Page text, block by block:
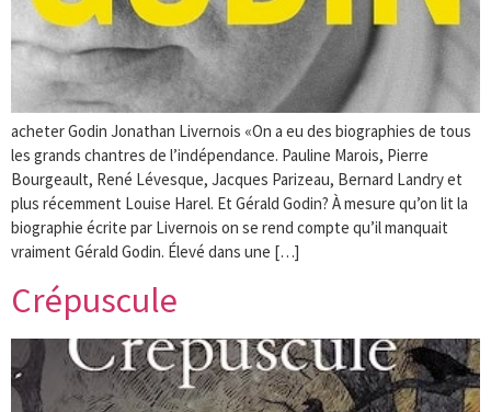
acheter Godin Jonathan Livernois «On a eu des biographies de tous
les grands chantres de l’indépendance. Pauline Marois, Pierre
Bourgeault, René Lévesque, Jacques Parizeau, Bernard Landry et
plus récemment Louise Harel. Et Gérald Godin? À mesure qu’on lit la
biographie écrite par Livernois on se rend compte qu’il manquait
vraiment Gérald Godin. Élevé dans une […]
Crépuscule